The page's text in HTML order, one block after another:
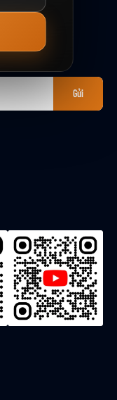
Gửi